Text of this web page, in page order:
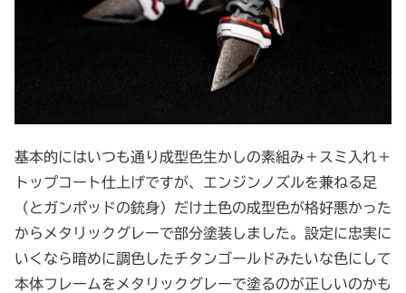
基本的にはいつも通り成型色生かしの素組み＋スミ入れ＋
トップコート仕上げですが、エンジンノズルを兼ねる足
（とガンポッドの銃身）だけ土色の成型色が格好悪かった
からメタリックグレーで部分塗装しました。設定に忠実に
いくなら暗めに調色したチタンゴールドみたいな色にして
本体フレームをメタリックグレーで塗るのが正しいのかも